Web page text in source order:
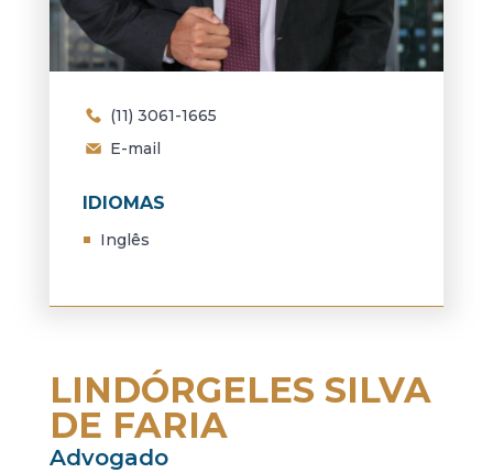
(11) 3061-1665
E-mail
IDIOMAS
Inglês
LINDÓRGELES SILVA
DE FARIA
Advogado